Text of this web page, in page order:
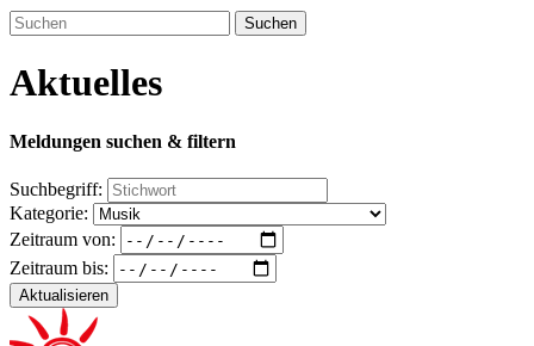
Suchen
Aktuelles
Meldungen suchen & filtern
Suchbegriff:
Kategorie:
Zeitraum von:
Zeitraum bis:
Aktualisieren